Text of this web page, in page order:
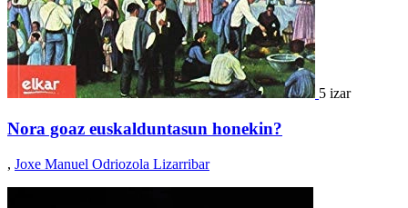
5 izar
Nora goaz euskalduntasun honekin?
, Joxe Manuel Odriozola Lizarribar